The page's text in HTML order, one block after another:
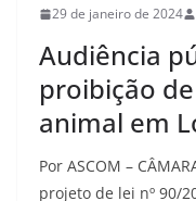
29 de janeiro de 2024
Audiência
proibição
animal em
Por ASCOM –
projeto de lei nº 90/